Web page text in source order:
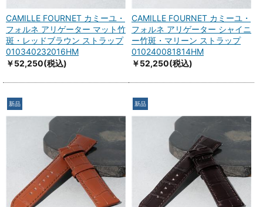
CAMILLE FOURNET カミーユ・
フォルネ アリゲーター マット竹
斑・レッドブラウン ストラップ
010340232016HM
￥52,250(税込)
CAMILLE FOURNET カミーユ・
フォルネ アリゲーター シャイニ
ー竹斑・マリーン ストラップ
010240081814HM
￥52,250(税込)
新品 新品